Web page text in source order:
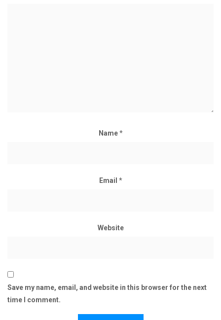
Name*
Email *
Website
Save my name, email, and website in this browser for the next
time I comment.